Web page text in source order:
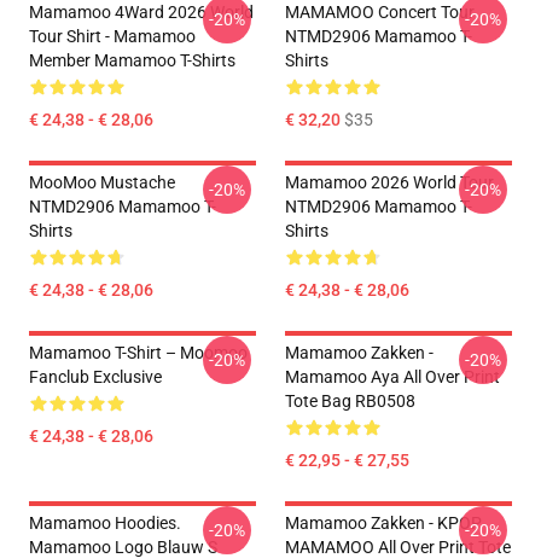
Mamamoo 4Ward 2026 World
Tour Shirt - Mamamoo
Member Mamamoo T-Shirts
€ 24,38 - € 28,06
-20%
MAMAMOO Concert Tour
NTMD2906 Mamamoo T-
Shirts
€ 32,20$35
-20%
MooMoo Mustache
NTMD2906 Mamamoo T-
Shirts
€ 24,38 - € 28,06
-20%
Mamamoo 2026 World Tour
NTMD2906 Mamamoo T-
Shirts
€ 24,38 - € 28,06
-20%
Mamamoo T-Shirt – Moomoo
Fanclub Exclusive
€ 24,38 - € 28,06
-20%
Mamamoo Zakken -
Mamamoo Aya All Over Print
Tote Bag RB0508
€ 22,95 - € 27,55
-20%
Mamamoo Hoodies.
Mamamoo Logo Blauw S
-20%
Mamamoo Zakken - KPOP
MAMAMOO All Over Print Tote
-20%